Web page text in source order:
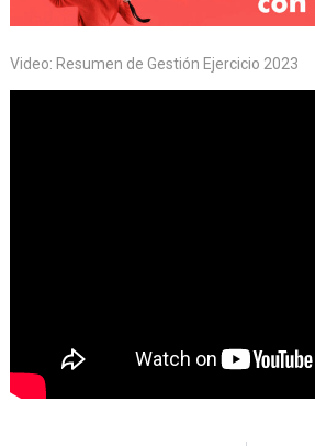
Video: Resumen de Gestión Ejercicio 2023